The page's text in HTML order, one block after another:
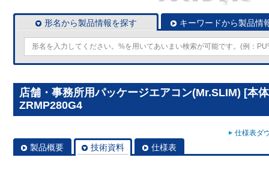
形名から製品情報を探す キーワードから製品情
店舗・事務所用パッケージエアコン(Mr.SLIM) [本
ZRMP280G4
仕様表ダ
製品概要 技術資料 仕様表